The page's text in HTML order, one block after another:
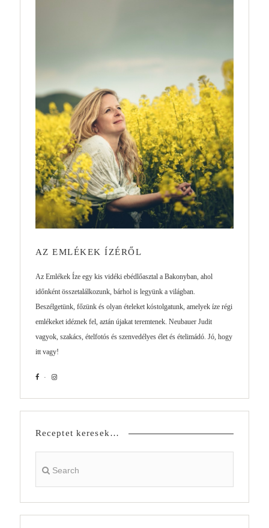
AZ EMLÉKEK ÍZÉRŐL
Az Emlékek Íze egy kis vidéki ebédlőasztal a Bakonyban, ahol
időnként összetalálkozunk, bárhol is legyünk a világban.
Beszélgetünk, főzünk és olyan ételeket kóstolgatunk, amelyek íze régi
emlékeket idéznek fel, aztán újakat teremtenek. Neubauer Judit
vagyok, szakács, ételfotós és szenvedélyes élet és ételimádó. Jó, hogy
itt vagy!
Receptet keresek…